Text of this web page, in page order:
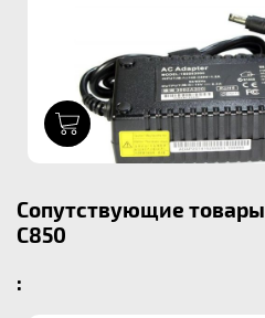
Сопутствующие
C850
: